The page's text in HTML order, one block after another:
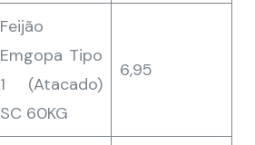
Feijão
Emgopa Tipo
1 (Atacado)
SC 60KG
6,95